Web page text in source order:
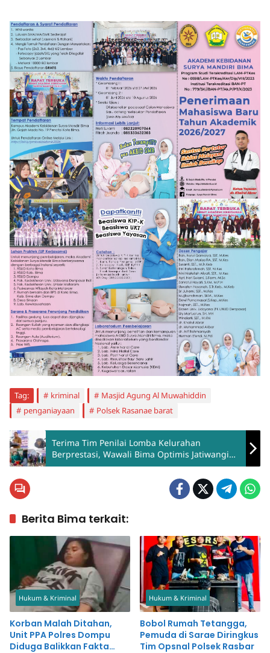
Tag: kriminal
Masjid Agung Al Muwahiddin
penganiayaan
Polsek Rasanae barat
Terima Tim Penilai Lomba Kelurahan
Berprestasi, Wawali Bima Optimis Jatiwangi
Raih Prestasi Terbaik
Berita Bima terkait:
Hukum & Kriminal
Korban Malah Ditahan,
Unit PPA Polres Dompu
Diduga Balikkan Fakta
Hukum & Kriminal
Bobol Rumah Tetangga,
Pemuda di Sarae Diringkus
Tim Opsnal Polsek Rasbar